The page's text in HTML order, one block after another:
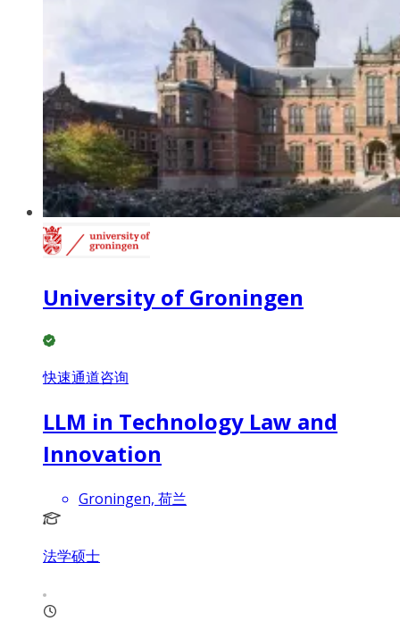
University of Groningen
快速通道咨询
LLM in Technology Law and
Innovation
Groningen, 荷兰
法学硕士